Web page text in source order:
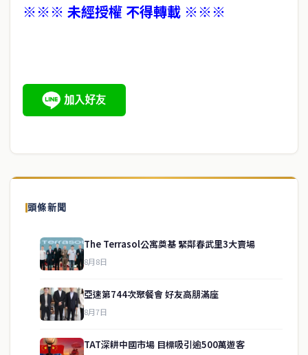
※※※ 未經授權 不得轉載 ※※※
頭條新聞
The Terrasol公寓奠基 緊鄰春武里3大賣場
8月8日
亞速第744次聚餐會 好友高朋滿座
8月7日
TAT深耕中國市場 目標吸引逾500萬遊客